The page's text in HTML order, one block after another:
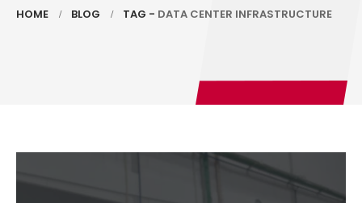
HOME BLOG TAG - DATA CENTER INFRASTRUCTURE